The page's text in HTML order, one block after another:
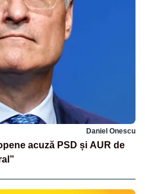
Daniel Onescu
acuză PSD și AUR de